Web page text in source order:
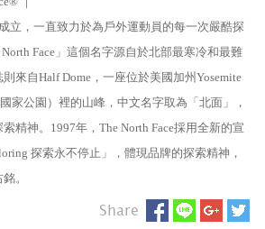
立，一直致力於為戶外運動員的每一次嚴酷探
Face」這個名字源自於北部最寒冷和最難
來自Half Dome，一座位於美國加州Yosemite
家公園）裡的山峰，中文名字取為「北面」，
精神。1997年，The North Face採用全新的宣
探索永不停止」，體現品牌的探索精神，
。
Share